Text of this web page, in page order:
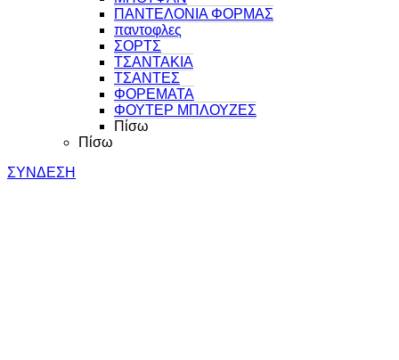
ΠΑΝΤΕΛΟΝΙΑ ΦΟΡΜΑΣ
παντοφλες
ΣΟΡΤΣ
ΤΣΑΝΤΑΚΙΑ
ΤΣΑΝΤΕΣ
ΦΟΡΕΜΑΤΑ
ΦΟΥΤΕΡ ΜΠΛΟΥΖΕΣ
Πίσω
Πίσω
ΣΥΝΔΕΣΗ